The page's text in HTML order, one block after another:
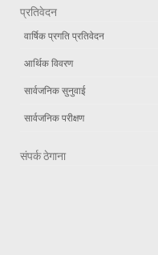
प्रतिवेदन
वार्षिक प्रगति प्रतिवेदन
आर्थिक विवरण
सार्वजनिक सुनुवाई
सार्वजनिक परीक्षण
संपर्क ठेगाना